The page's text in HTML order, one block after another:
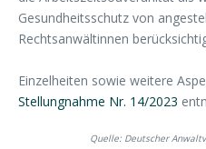
Gesundheitsschutz von
Rechtsanwältinnen
Einzelheiten sowie weitere
Stellungnahme Nr. 14/2023
Quelle: Deutscher